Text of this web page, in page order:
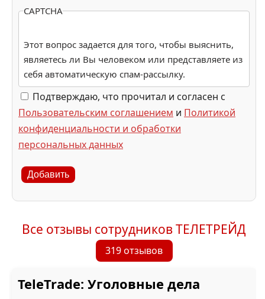
CAPTCHA
Этот вопрос задается для того, чтобы выяснить,
являетесь ли Вы человеком или представляете из
себя автоматическую спам-рассылку.
Подтверждаю, что прочитал и согласен с
Пользовательским соглашением и Политикой
конфиденциальности и обработки
персональных данных
Добавить
Все отзывы сотрудников ТЕЛЕТРЕЙД
319 отзывов
TeleTrade: Уголовные дела